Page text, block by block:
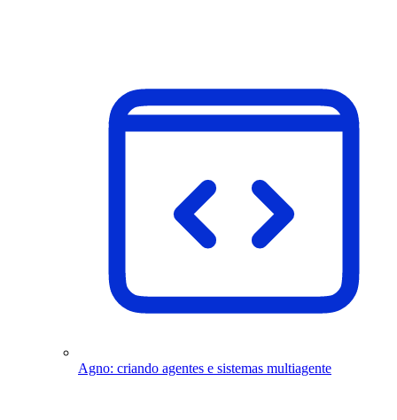
Agno: criando agentes e sistemas multiagente